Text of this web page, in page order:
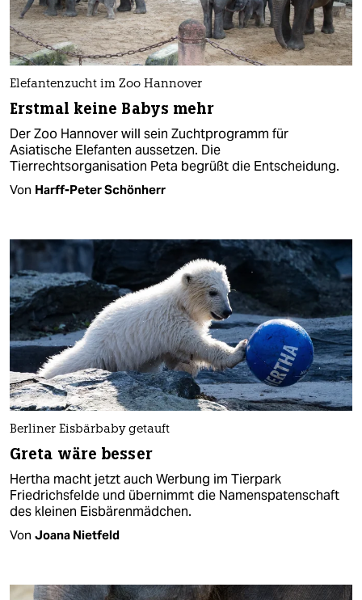
Elefantenzucht im Zoo Hannover
Erstmal keine Babys mehr
Der Zoo Hannover will sein Zuchtprogramm für
Asiatische Elefanten aussetzen. Die
Tierrechtsorganisation Peta begrüßt die Entscheidung.
Von Harff-Peter Schönherr
Berliner Eisbärbaby getauft
Greta wäre besser
Hertha macht jetzt auch Werbung im Tierpark
Friedrichsfelde und übernimmt die Namenspatenschaft
des kleinen Eisbärenmädchen.
Von Joana Nietfeld